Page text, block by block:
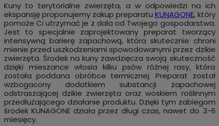
Kuny to terytorialne zwierzęta, a w odpowiedzi na ich
ekspansję proponujemy zakup preparatu KUNAGONE, który
pomoże Ci utrzymać je z dala od Twojego gospodarstwa.
Jest to specjalnie zaprojektowany preparat tworzący
intensywną barierę zapachową, która skutecznie chroni
mienie przed uszkodzeniami spowodowanymi przez dzikie
zwierzęta. Środek na kuny zawdzięcza swoją skuteczność
dzięki mieszance włosia kilku psów różnej rasy, która
została poddana obróbce termicznej. Preparat został
wzbogacony dodatkiem substancji zapachowej
odstraszającej dzikie zwierzęta oraz woskiem roślinnym
przedłużającego działanie produktu. Dzięki tym zabiegom
środek KUNAGONE działa przez długi czas, nawet do 3-6
miesięcy.